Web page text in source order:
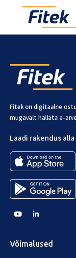
Fitekiga saad hallata
Fitek on digitaalne
mugavalt hallata e-
Laadi rakendus alla
Võimalused